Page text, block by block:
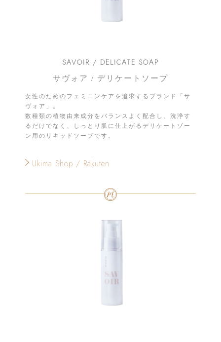
SAVOIR / DELICATE SOAP
サヴォア / デリケートソープ
女性のためのフェミニンケアを追求するブランド「サ
ヴォア」。
数種類の植物由来成分をバランスよく配合し、洗浄す
るだけでなく、しっとり肌に仕上がるデリケートゾー
ン用のリキッドソープです。
Ukima Shop / Rakuten